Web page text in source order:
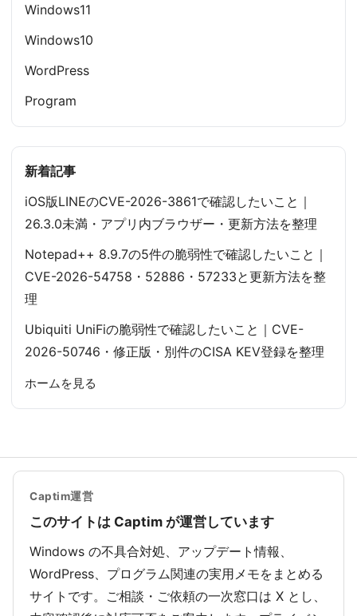
Windows11
Windows10
WordPress
Program
新着記事
iOS版LINEのCVE-2026-3861で確認したいこと｜
26.3.0未満・アプリ内ブラウザー・更新方法を整理
Notepad++ 8.9.7の5件の脆弱性で確認したいこと｜
CVE-2026-54758・52886・57233と更新方法を整
理
Ubiquiti UniFiの脆弱性で確認したいこと｜CVE-
2026-50746・修正版・別件のCISA KEV登録を整理
ホームを見る
Captim運営
このサイトは Captim が運営しています
Windows の不具合対処、アップデート情報、
WordPress、プログラム関連の実用メモをまとめる
サイトです。ご相談・ご依頼の一次窓口は X とし、